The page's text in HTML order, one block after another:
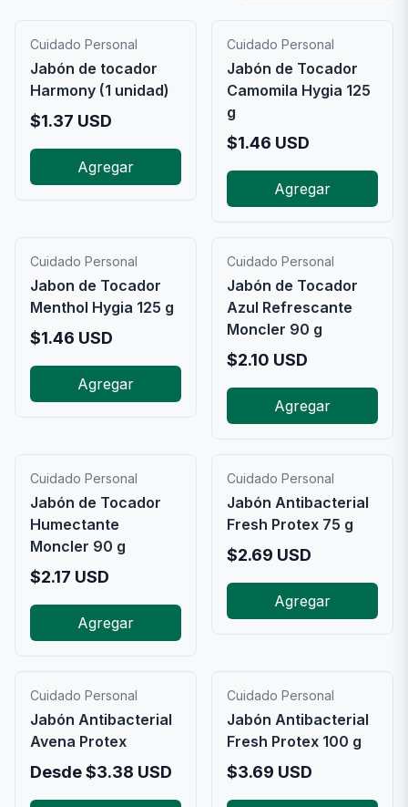
Cuidado Personal
Jabón de tocador
Harmony (1 unidad)
$1.37 USD
Agregar
Cuidado Personal
Jabón de Tocador
Camomila Hygia 125
g
$1.46 USD
Agregar
Cuidado Personal
Jabon de Tocador
Menthol Hygia 125 g
$1.46 USD
Agregar
Cuidado Personal
Jabón de Tocador
Azul Refrescante
Moncler 90 g
$2.10 USD
Agregar
Cuidado Personal
Jabón de Tocador
Humectante
Moncler 90 g
$2.17 USD
Agregar
Cuidado Personal
Jabón Antibacterial
Fresh Protex 75 g
$2.69 USD
Agregar
Cuidado Personal
Jabón Antibacterial
Avena Protex
Desde$3.38 USD
Cuidado Personal
Jabón Antibacterial
Fresh Protex 100 g
$3.69 USD